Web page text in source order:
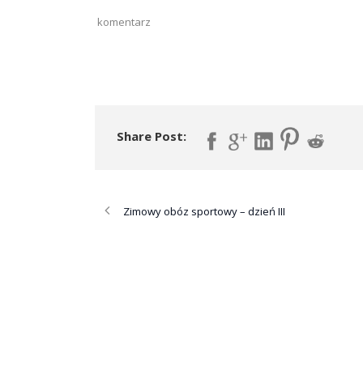
komentarz
Share Post:
Zimowy obóz sportowy – dzień III